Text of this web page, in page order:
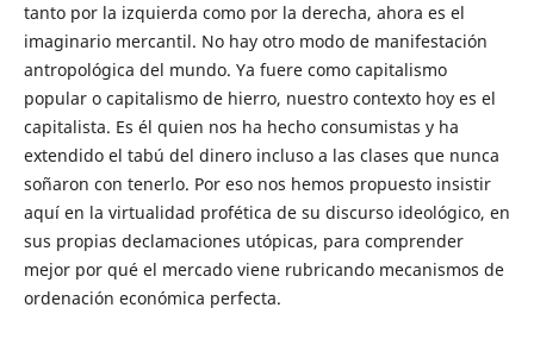
tanto por la izquierda como por la derecha, ahora es el
imaginario mercantil. No hay otro modo de manifestación
antropológica del mundo. Ya fuere como capitalismo
popular o capitalismo de hierro, nuestro contexto hoy es el
capitalista. Es él quien nos ha hecho consumistas y ha
extendido el tabú del dinero incluso a las clases que nunca
soñaron con tenerlo. Por eso nos hemos propuesto insistir
aquí en la virtualidad profética de su discurso ideológico, en
sus propias declamaciones utópicas, para comprender
mejor por qué el mercado viene rubricando mecanismos de
ordenación económica perfecta.